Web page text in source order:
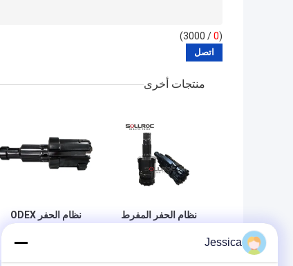
(
0
/ 3000)
منتجات أخرى
نظام الحفر المفرط
نظام الحفر ODEX
الأرضية تنفجير البئر
Jessica